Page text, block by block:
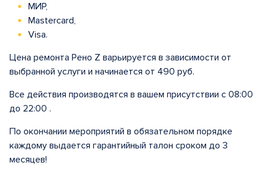
МИР,
Mastercard,
Visa.
Цена ремонта Рено Z варьируется в зависимости от
выбранной услуги и начинается от 490 руб.
Все действия производятся в вашем присутствии с 08:00
до 22:00 .
По окончании мероприятий в обязательном порядке
каждому выдается гарантийный талон сроком до 3
месяцев!